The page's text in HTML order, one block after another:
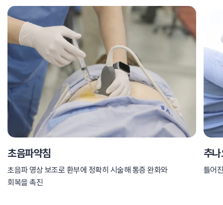
초음파약침
초음파 영상 보조로 환부에 정확히 시술해 통증 완화와
회복을 촉진
추
틀어